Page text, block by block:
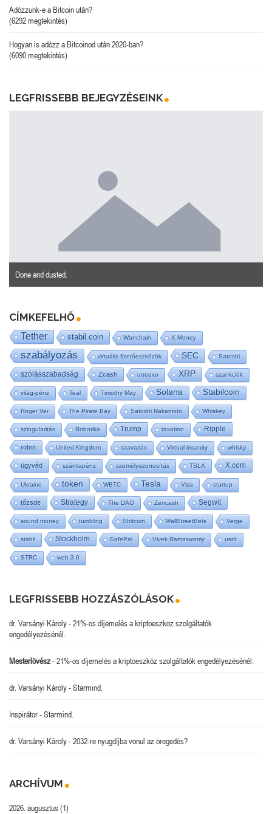
Adózzunk-e a Bitcoin után?
(6292 megtekintés)
Hogyan is adózz a Bitcoinod után 2020-ban?
(6090 megtekintés)
LEGFRISSEBB BEJEGYZÉSEINK
Done and dusted.
CÍMKEFELHŐ
Tether stabil coin Wanchain X Money
szabályozás virtuális fizetőeszközök SEC Satoshi
szólásszabadság Zcash utreexo XRP szankciók
világ-pénz Teal Timothy May Solana Stabilcoin
Roger Ver The Pirate Bay Satoshi Nakamoto Whiskey
szingularitás Robotika Trump taxation Ripple
robot United Kingdom szavazás Virtual insanity whisky
ügyvéd számlapénz személyazonosítás TSLA X.com
Ukraine token WBTC Tesla Visa startup
tőzsde Strategy The DAO Zencash Segwit
sound money tumbling Shitcoin WallStreetBets Verge
stabil Stockholm SafePal Vivek Ramaswamy usdt
STRC web 3.0
LEGFRISSEBB HOZZÁSZÓLÁSOK
dr. Varsányi Károly-21%-os díjemelés a kriptoeszköz szolgáltatók
engedélyezésénél.
Mesterlövész-21%-os díjemelés a kriptoeszköz szolgáltatók engedélyezésénél.
dr. Varsányi Károly-Starmind.
Inspirátor-Starmind.
dr. Varsányi Károly-2032-re nyugdíjba vonul az öregedés?
ARCHÍVUM
2026. augusztus(1)